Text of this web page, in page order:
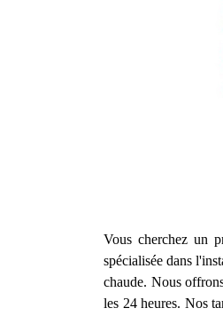
Vous cherchez un
spécialisée dans
chaude. Nous
les 24 heures. Nos